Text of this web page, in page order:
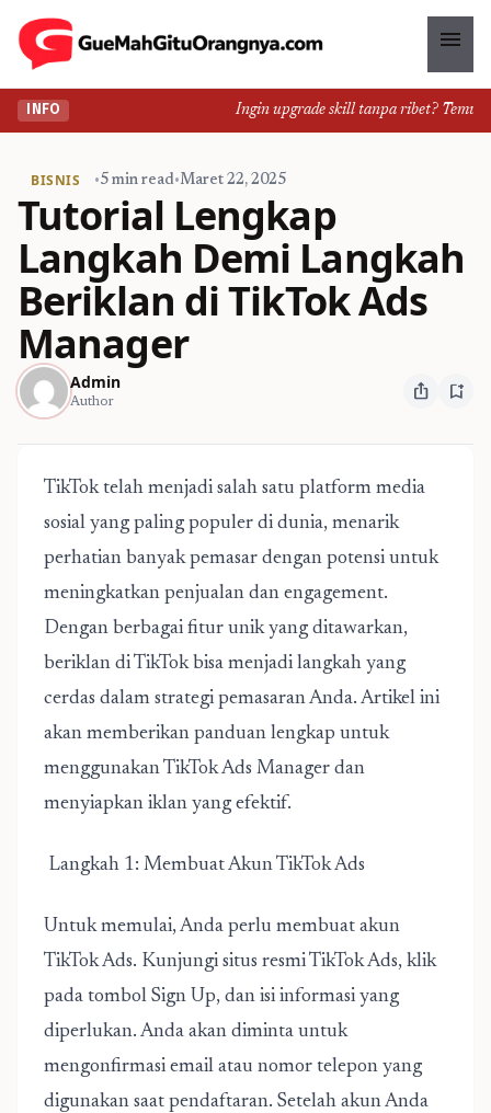
menu
INFO Ingin upgrade skill tanpa ribet?
BISNIS •5 min read•Maret 22, 2025
Tutorial Lengkap
Langkah Demi Langkah
Beriklan di TikTok Ads
Manager
Admin
Author ios_share bookmark_add
TikTok telah menjadi salah satu platform media
sosial yang paling populer di dunia, menarik
perhatian banyak pemasar dengan potensi untuk
meningkatkan penjualan dan engagement.
Dengan berbagai fitur unik yang ditawarkan,
beriklan di TikTok bisa menjadi langkah yang
cerdas dalam strategi pemasaranAnda. Artikel ini
akan memberikan panduan lengkap untuk
menggunakan TikTok Ads Manager dan
menyiapkan iklan yang efektif.
Langkah 1: Membuat Akun TikTok Ads
Untuk memulai, Anda perlu membuat akun
TikTok Ads. Kunjungi situs resmi TikTok Ads, klik
pada tombol Sign Up, dan isi informasi yang
diperlukan. Anda akan diminta untuk
mengonfirmasi email atau nomor telepon yang
digunakan saat pendaftaran. Setelah akun Anda